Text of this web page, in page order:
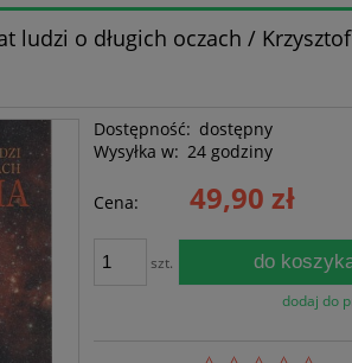
ludzi o długich oczach / Krzysztof
Dostępność: dostępny
Wysyłka w: 24 godziny
Cena: 49,90 zł
szt. do
dodaj do